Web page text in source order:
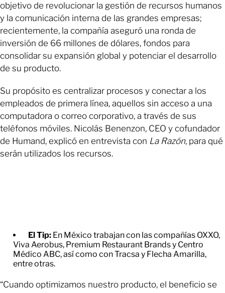
objetivo de revolucionar la gestión de recursos humanos
y la comunicación interna de las grandes empresas;
recientemente, la compañía aseguró una ronda de
inversión de 66 millones de dólares, fondos para
consolidar su expansión global y potenciar el desarrollo
de su producto.
Su propósito es centralizar procesos y conectar a los
empleados de primera línea, aquellos sin acceso a una
computadora o correo corporativo, a través de sus
teléfonos móviles. Nicolás Benenzon, CEO y cofundador
de Humand, explicó en entrevista con La Razón, para qué
serán utilizados los recursos.
El Tip: En México trabajan con las compañías OXXO,
Viva Aerobus, Premium Restaurant Brands y Centro
Médico ABC, así como con Tracsa y Flecha Amarilla,
entre otras.
“Cuando optimizamos nuestro producto, el beneficio se